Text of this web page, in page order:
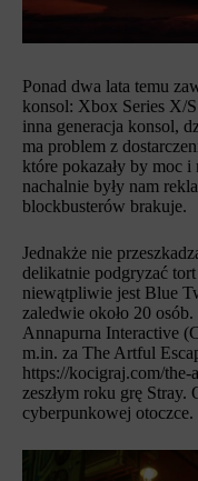
Ponad dwa lata temu
konsol: Xbox Series X/
inna generacja konsol,
ma problem z
które pokazały by moc
nachalnie były nam
blockbusterów brakuje.
Jednakże nie
delikatnie podgryzać
niewątpliwie jest Blue
zaledwie około 20
Annapurna Interactive
m.in. za The Artful
https://kocigraj.com/
zeszłym roku grę
cyberpunkowej otoczce.